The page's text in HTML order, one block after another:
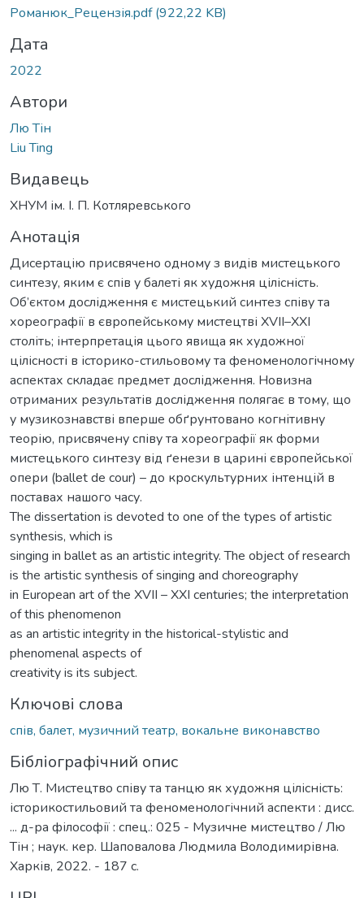
Романюк_Рецензія.pdf(922,22 KB)
Дата
2022
Автори
Лю Тін
Liu Ting
Видавець
ХНУМ ім. І. П. Котляревського
Анотація
Дисертацію присвячено одному з видів мистецького
синтезу, яким є спів у балеті як художня цілісність.
Об’єктом дослідження є мистецький синтез співу та
хореографії в європейському мистецтві XVII–XXI
століть; інтерпретація цього явища як художної
цілісності в історико-стильовому та феноменологічному
аспектах складає предмет дослідження. Новизна
отриманих результатів дослідження полягає в тому, що
у музикознавстві вперше обґрунтовано когнітивну
теорію, присвячену співу та хореографії як форми
мистецького синтезу від ґенези в царині європейської
опери (ballet de cour) – до кроскультурних інтенцій в
поставах нашого часу.
The dissertation is devoted to one of the types of artistic
synthesis, which is
singing in ballet as an artistic integrity. The object of research
is the artistic synthesis of singing and choreography
in European art of the XVII – XXI centuries; the interpretation
of this phenomenon
as an artistic integrity in the historical-stylistic and
phenomenal aspects of
creativity is its subject.
Ключові слова
спів, балет, музичний театр, вокальне виконавство
Бібліографічний опис
Лю Т. Мистецтво співу та танцю як художня цілісність:
історикостильовий та феноменологічний аспекти : дисс.
... д-ра філософії : спец.: 025 - Музичне мистецтво / Лю
Тін ; наук. кер. Шаповалова Людмила Володимирівна.
Харків, 2022. - 187 с.